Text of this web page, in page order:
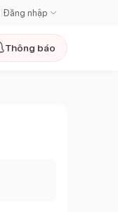
Đăng nhập
Thông báo